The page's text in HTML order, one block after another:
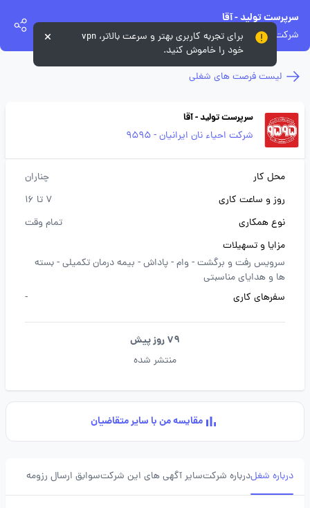
سرپرست تولید - آقا
شرکت احیاء نان ایرانیان - 9595
لیست فرصت های شغلی
سرپرست تولید - آقا
شرکت احیاء نان ایرانیان - 9595
محل کار
چناران
روز و ساعت کاری
7 تا 16
نوع همکاری
تمام وقت
مزایا و تسهیلات
سرویس رفت و برگشت -وام -پاداش - بیمه درمان تکمیلی -بسته
ها و هدایای مناسبتی
سفرهای کاری
-
79 روز پیش
منتشر شده
مقایسه من با سایر متقاضیان
درباره شغلدرباره شرکتسایر آگهی های این شرکتسوابق ارسال رزومه
برای تجربه کاربری بهتر و سرعت بالاتر، vpn
خود را خاموش کنید.